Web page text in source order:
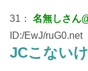
31： 名無しさん
ID:/EwJ/ruG0.net
JCこない